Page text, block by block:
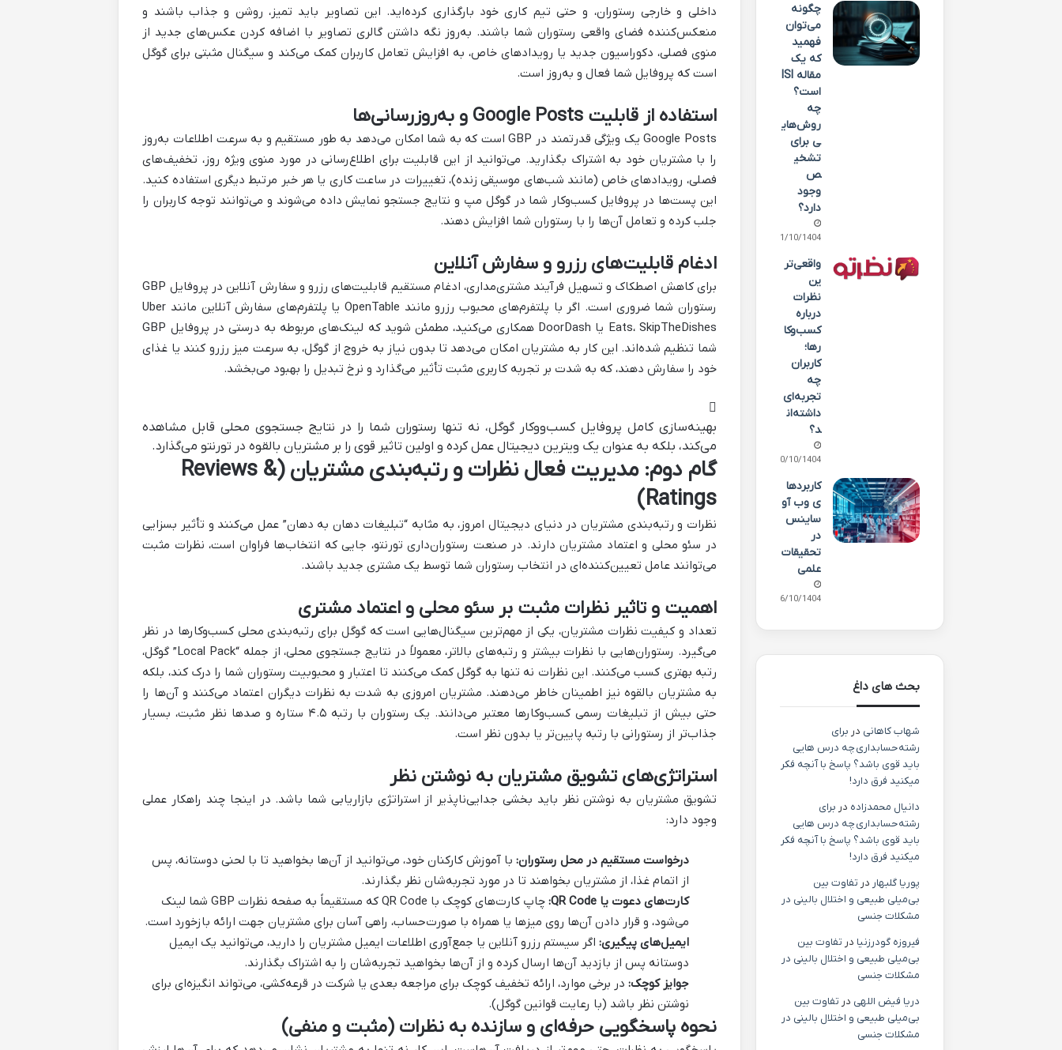
داخلی و خارجی رستوران، و حتی تیم کاری خود بارگذاری کرده‌اید. این تصاویر باید تمیز، روشن و جذاب باشند و
منعکس‌کننده فضای واقعی رستوران شما باشند. به‌روز نگه داشتن گالری تصاویر با اضافه کردن عکس‌های جدید از
منوی فصلی، دکوراسیون جدید یا رویدادهای خاص، به افزایش تعامل کاربران کمک می‌کند و سیگنال مثبتی برای گوگل
است که پروفایل شما فعال و به‌روز است.
استفاده از قابلیت Google Posts و به‌روزرسانی‌ها
Google Posts یک ویژگی قدرتمند در GBP است که به شما امکان می‌دهد به طور مستقیم و به سرعت اطلاعات به‌روز
را با مشتریان خود به اشتراک بگذارید. می‌توانید از این قابلیت برای اطلاع‌رسانی در مورد منوی ویژه روز، تخفیف‌های
فصلی، رویدادهای خاص (مانند شب‌های موسیقی زنده)، تغییرات در ساعت کاری یا هر خبر مرتبط دیگری استفاده کنید.
این پست‌ها در پروفایل کسب‌وکار شما در گوگل مپ و نتایج جستجو نمایش داده می‌شوند و می‌توانند توجه کاربران را
جلب کرده و تعامل آن‌ها را با رستوران شما افزایش دهند.
ادغام قابلیت‌های رزرو و سفارش آنلاین
برای کاهش اصطکاک و تسهیل فرآیند مشتری‌مداری، ادغام مستقیم قابلیت‌های رزرو و سفارش آنلاین در پروفایل GBP
رستوران شما ضروری است. اگر با پلتفرم‌های محبوب رزرو مانند OpenTable یا پلتفرم‌های سفارش آنلاین مانند Uber
Eats، SkipTheDishes یا DoorDash همکاری می‌کنید، مطمئن شوید که لینک‌های مربوطه به درستی در پروفایل GBP
شما تنظیم شده‌اند. این کار به مشتریان امکان می‌دهد تا بدون نیاز به خروج از گوگل، به سرعت میز رزرو کنند یا غذای
خود را سفارش دهند، که به شدت بر تجربه کاربری مثبت تأثیر می‌گذارد و نرخ تبدیل را بهبود می‌بخشد.
بهینه‌سازی کامل پروفایل کسب‌و‌وکار گوگل، نه تنها رستوران شما را در نتایج جستجوی محلی قابل مشاهده
می‌کند، بلکه به عنوان یک ویترین دیجیتال عمل کرده و اولین تاثیر قوی را بر مشتریان بالقوه در تورنتو می‌گذارد.
گام دوم: مدیریت فعال نظرات و رتبه‌بندی مشتریان (Reviews &
Ratings)
نظرات و رتبه‌بندی مشتریان در دنیای دیجیتال امروز، به مثابه “تبلیغات دهان به دهان” عمل می‌کنند و تأثیر بسزایی
در سئو محلی و اعتماد مشتریان دارند. در صنعت رستوران‌داری تورنتو، جایی که انتخاب‌ها فراوان است، نظرات مثبت
می‌توانند عامل تعیین‌کننده‌ای در انتخاب رستوران شما توسط یک مشتری جدید باشند.
اهمیت و تاثیر نظرات مثبت بر سئو محلی و اعتماد مشتری
تعداد و کیفیت نظرات مشتریان، یکی از مهم‌ترین سیگنال‌هایی است که گوگل برای رتبه‌بندی محلی کسب‌وکارها در نظر
می‌گیرد. رستوران‌هایی با نظرات بیشتر و رتبه‌های بالاتر، معمولاً در نتایج جستجوی محلی، از جمله “Local Pack” گوگل،
رتبه بهتری کسب می‌کنند. این نظرات نه تنها به گوگل کمک می‌کنند تا اعتبار و محبوبیت رستوران شما را درک کند، بلکه
به مشتریان بالقوه نیز اطمینان خاطر می‌دهند. مشتریان امروزی به شدت به نظرات دیگران اعتماد می‌کنند و آن‌ها را
حتی بیش از تبلیغات رسمی کسب‌وکارها معتبر می‌دانند. یک رستوران با رتبه ۴.۵ ستاره و صدها نظر مثبت، بسیار
جذاب‌تر از رستورانی با رتبه پایین‌تر یا بدون نظر است.
استراتژی‌های تشویق مشتریان به نوشتن نظر
تشویق مشتریان به نوشتن نظر باید بخشی جدایی‌ناپذیر از استراتژی بازاریابی شما باشد. در اینجا چند راهکار عملی
وجود دارد:
درخواست مستقیم در محل رستوران: با آموزش کارکنان خود، می‌توانید از آن‌ها بخواهید تا با لحنی دوستانه، پس
از اتمام غذا، از مشتریان بخواهند تا در مورد تجربه‌شان نظر بگذارند.
کارت‌های دعوت یا QR Code:
چاپ کارت‌های کوچک با QR Code که مستقیماً به صفحه نظرات GBP شما لینک
می‌شود، و قرار دادن آن‌ها روی میزها یا همراه با صورت‌حساب، راهی آسان برای مشتریان جهت ارائه بازخورد است.
ایمیل‌های پیگیری: اگر سیستم رزرو آنلاین یا جمع‌آوری اطلاعات ایمیل مشتریان را دارید، می‌توانید یک ایمیل
دوستانه پس از بازدید آن‌ها ارسال کرده و از آن‌ها بخواهید تجربه‌شان را به اشتراک بگذارند.
جوایز کوچک: در برخی موارد، ارائه تخفیف کوچک برای مراجعه بعدی یا شرکت در قرعه‌کشی، می‌تواند انگیزه‌ای برای
نوشتن نظر باشد (با رعایت قوانین گوگل).
نحوه پاسخگویی حرفه‌ای و سازنده به نظرات (مثبت و منفی)
چگونه
می‌توان
فهمید
که یک
مقاله ISI
است؟
چه
روش‌های
ی برای
تشخی
ص
وجود
دارد؟
11/10/1404
واقعی‌تر
ین
نظرات
درباره
کسب‌وکا
رها؛
کاربران
چه
تجربه‌ای
داشته‌ان
د؟
10/10/1404
کاربردها
ی وب آو
ساینس
در
تحقیقات
علمی
06/10/1404
بحث های داغ
شهاب کاهانی در برای
رشته حسابداری چه درس هایی
باید قوی باشد؟ پاسخ با آنچه فکر
میکنید فرق دارد!
دانیال محمدزاده در برای
رشته حسابداری چه درس هایی
باید قوی باشد؟ پاسخ با آنچه فکر
میکنید فرق دارد!
پوریا گلبهار در تفاوت بین
بی‌میلی طبیعی و اختلال بالینی در
مشکلات جنسی
فیروزه گودرزنیا در تفاوت بین
بی‌میلی طبیعی و اختلال بالینی در
مشکلات جنسی
دریا فیض اللهی در تفاوت بین
بی‌میلی طبیعی و اختلال بالینی در
مشکلات جنسی